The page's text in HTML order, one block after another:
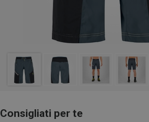
Consigliati per te